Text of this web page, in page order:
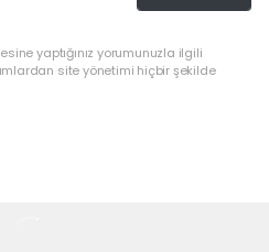
yaptığınız yorumunuzla ilgili
site yönetimi hiçbir şekilde